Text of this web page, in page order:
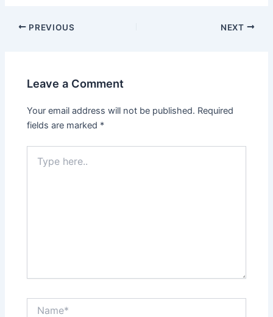
PREVIOUS NEXT
Leave a Comment
Your email address will not be published. Required
fields are marked *
here..